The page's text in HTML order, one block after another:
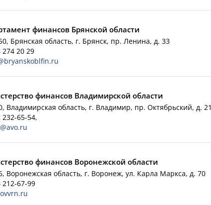
финансов Брянской области
Брянская область, г. Брянск, пр. Ленина, д. 33
274 20 29
финансов Владимирской области
Владимирская область, г. Владимир, пр. Октябрьский, д. 21
232-65-54,
финансов Воронежской области
Воронежская область, г. Воронеж, ул. Карла Маркса, д. 70
212-67-99